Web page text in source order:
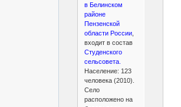
в Белинском
районе
Пензенской
области России,
входит в состав
Студенского
сельсовета.
Население: 123
человека (2010).
Село
расположено на